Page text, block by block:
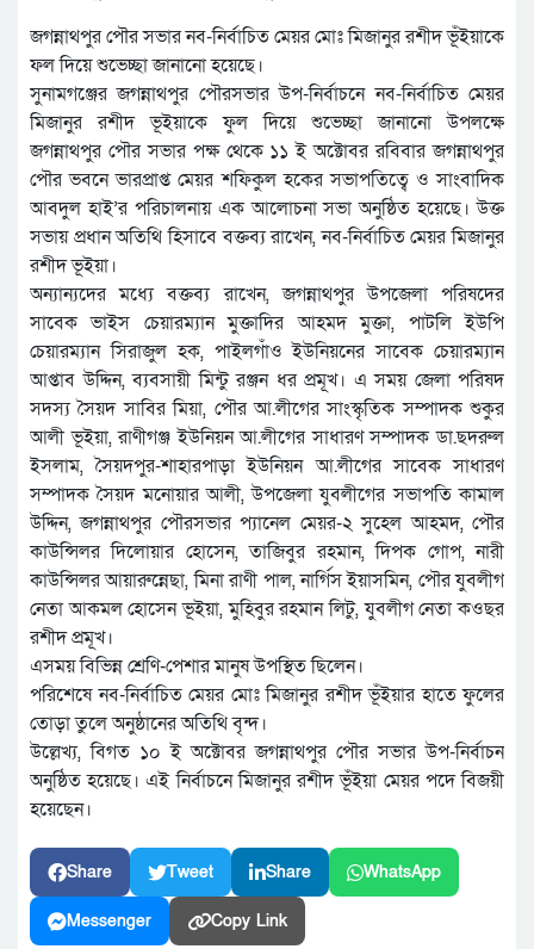
জগন্নাথপুর পৌর সভার নব-নির্বাচিত মেয়র মোঃ মিজানুর রশীদ ভূঁইয়াকে
ফল দিয়ে শুভেচ্ছা জানানো হয়েছে।
সুনামগঞ্জের জগন্নাথপুর পৌরসভার উপ-নির্বাচনে নব-নির্বাচিত মেয়র
মিজানুর রশীদ ভূইয়াকে ফুল দিয়ে শুভেচ্ছা জানানো উপলক্ষে
জগন্নাথপুর পৌর সভার পক্ষ থেকে ১১ ই অক্টোবর রবিবার জগন্নাথপুর
পৌর ভবনে ভারপ্রাপ্ত মেয়র শফিকুল হকের সভাপতিত্বে ও সাংবাদিক
আবদুল হাই’র পরিচালনায় এক আলোচনা সভা অনুষ্ঠিত হয়েছে। উক্ত
সভায় প্রধান অতিথি হিসাবে বক্তব্য রাখেন, নব-নির্বাচিত মেয়র মিজানুর
রশীদ ভূইয়া।
অন্যান্যদের মধ্যে বক্তব্য রাখেন, জগন্নাথপুর উপজেলা পরিষদের
সাবেক ভাইস চেয়ারম্যান মুক্তাদির আহমদ মুক্তা, পাটলি ইউপি
চেয়ারম্যান সিরাজুল হক, পাইলগাঁও ইউনিয়নের সাবেক চেয়ারম্যান
আপ্তাব উদ্দিন, ব্যবসায়ী মিন্টু রঞ্জন ধর প্রমূখ। এ সময় জেলা পরিষদ
সদস্য সৈয়দ সাবির মিয়া, পৌর আ.লীগের সাংস্কৃতিক সম্পাদক শুকুর
আলী ভূইয়া, রাণীগঞ্জ ইউনিয়ন আ.লীগের সাধারণ সম্পাদক ডা.ছদরুল
ইসলাম, সৈয়দপুর-শাহারপাড়া ইউনিয়ন আ.লীগের সাবেক সাধারণ
সম্পাদক সৈয়দ মনোয়ার আলী, উপজেলা যুবলীগের সভাপতি কামাল
উদ্দিন, জগন্নাথপুর পৌরসভার প্যানেল মেয়র-২ সুহেল আহমদ, পৌর
কাউন্সিলর দিলোয়ার হোসেন, তাজিবুর রহমান, দিপক গোপ, নারী
কাউন্সিলর আয়ারুন্নেছা, মিনা রাণী পাল, নার্গিস ইয়াসমিন, পৌর যুবলীগ
নেতা আকমল হোসেন ভূইয়া, মুহিবুর রহমান লিটু, যুবলীগ নেতা কওছর
রশীদ প্রমূখ।
এসময় বিভিন্ন শ্রেণি-পেশার মানুষ উপস্থিত ছিলেন।
পরিশেষে নব-নির্বাচিত মেয়র মোঃ মিজানুর রশীদ ভূঁইয়ার হাতে ফুলের
তোড়া তুলে অনুষ্ঠানের অতিথি বৃন্দ।
উল্লেখ্য, বিগত ১০ ই অক্টোবর জগন্নাথপুর পৌর সভার উপ-নির্বাচন
অনুষ্ঠিত হয়েছে। এই নির্বাচনে মিজানুর রশীদ ভূঁইয়া মেয়র পদে বিজয়ী
হয়েছেন।
Share Tweet Share WhatsApp
Messenger Copy Link